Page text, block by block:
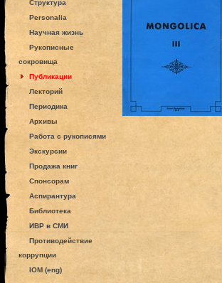
Структура
Personalia
Научная жизнь
Рукописные
сокровища
Публикации
Лекторий
Периодика
Архивы
Работа с рукописями
Экскурсии
Продажа книг
Спонсорам
Аспирантура
Библиотека
ИВР в СМИ
Противодействие
коррупции
IOM (eng)